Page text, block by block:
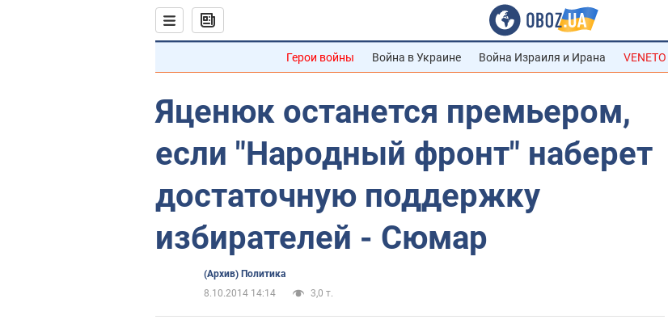
Герои войны Война в Украине Война Израиля и Ирана VENETO
Яценюк останется премьером,
если "Народный фронт" наберет
достаточную поддержку
избирателей - Сюмар
(Архив) Политика
8.10.2014 14:14
3,0 т.